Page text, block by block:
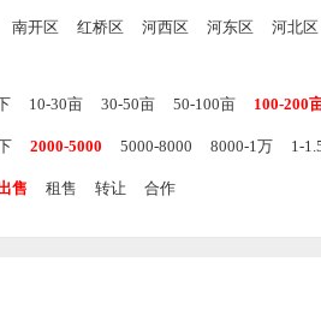
南开区 红桥区 河西区 河东区
河北区
10-30亩 30-50亩 50-100亩 100-200
2000-5000 5000-8000 8000-1万 1-
售 租售 转让 合作